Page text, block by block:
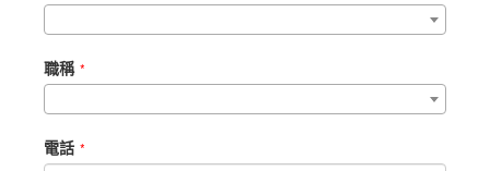
職稱
電話